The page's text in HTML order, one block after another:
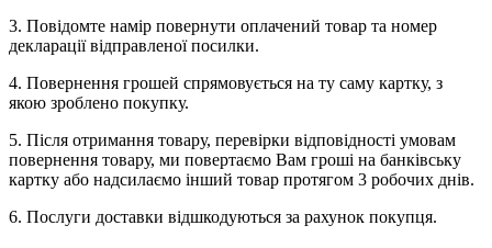
3. Повідомте намір повернути оплачений товар та номер
декларації відправленої посилки.
4. Повернення грошей спрямовується на ту саму картку, з
якою зроблено покупку.
5. Після отримання товару, перевірки відповідності умовам
повернення товару, ми повертаємо Вам гроші на банківську
картку або надсилаємо інший товар протягом 3 робочих днів.
6. Послуги доставки відшкодуються за рахунок покупця.